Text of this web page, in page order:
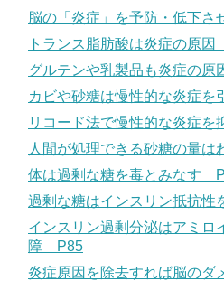
脳の「炎症」を予防・低下
トランス脂肪酸は炎症の原
グルテンや乳製品も炎症の
カビや砂糖は慢性的な炎症
リコード法で慢性的な炎症
人間が処理できる砂糖の量
体は過剰な糖を毒とみなす
過剰な糖はインスリン抵抗
インスリン過剰分泌はアミロ
障 P85
炎症原因を除去すれば脳の